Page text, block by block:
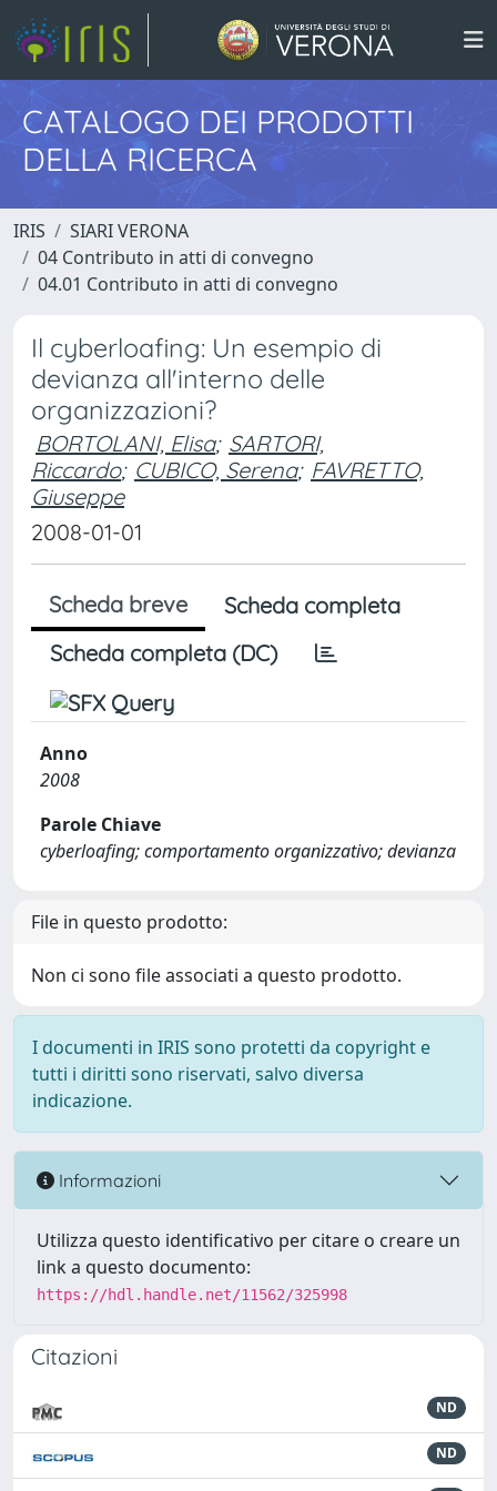
CATALOGO DEI PRODOTTI
DELLA RICERCA
IRIS
SIARI VERONA
04 Contributo in atti di convegno
04.01 Contributo in atti di convegno
Il cyberloafing: Un esempio di
devianza all'interno delle
organizzazioni?
BORTOLANI, Elisa; SARTORI,
Riccardo; CUBICO, Serena; FAVRETTO,
Giuseppe
2008-01-01
Scheda breve
Scheda completa
Scheda completa (DC)
Anno
2008
Parole Chiave
cyberloafing; comportamento organizzativo; devianza
File in questo prodotto:
Non ci sono file associati a questo prodotto.
I documenti in IRIS sono protetti da copyright e
tutti i diritti sono riservati, salvo diversa
indicazione.
Informazioni
Utilizza questo identificativo per citare o creare un
link a questo documento:
https://hdl.handle.net/11562/325998
Citazioni
ND
ND